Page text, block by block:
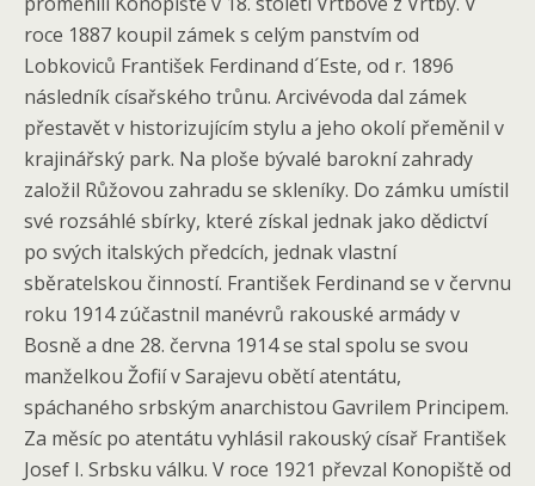
roce 1887 koupil zámek s celým panstvím od
Lobkoviců František Ferdinand d´Este, od r. 1896
následník císařského trůnu. Arcivévoda dal zámek
přestavět v historizujícím stylu a jeho okolí přeměnil v
krajinářský park. Na ploše bývalé barokní zahrady
založil Růžovou zahradu se skleníky. Do zámku umístil
své rozsáhlé sbírky, které získal jednak jako dědictví
po svých italských předcích, jednak vlastní
sběratelskou činností. František Ferdinand se v červnu
roku 1914 zúčastnil manévrů rakouské armády v
Bosně a dne 28. června 1914 se stal spolu se svou
manželkou Žofií v Sarajevu obětí atentátu,
spáchaného srbským anarchistou Gavrilem Principem.
Za měsíc po atentátu vyhlásil rakouský císař František
Josef I. Srbsku válku. V roce 1921 převzal Konopiště od